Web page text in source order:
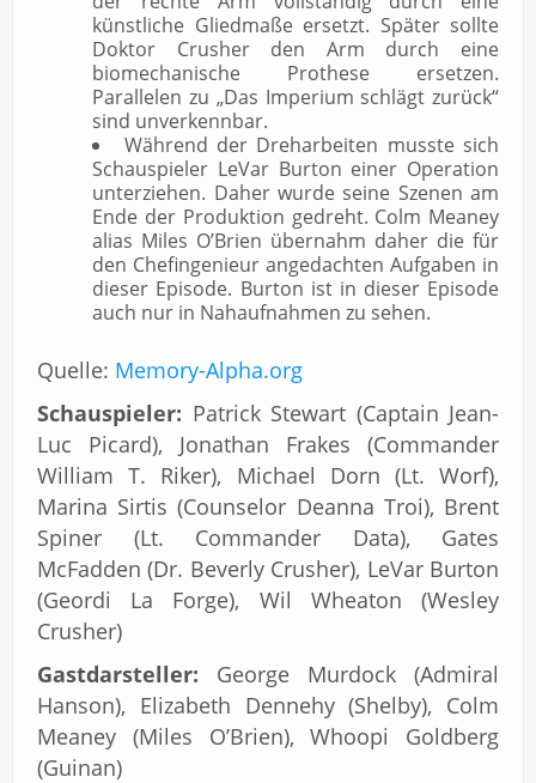
künstliche Gliedmaße ersetzt. Später sollte
Doktor Crusher den Arm durch eine
biomechanische Prothese ersetzen.
Parallelen zu „Das Imperium schlägt zurück“
sind unverkennbar.
Während der Dreharbeiten musste sich
Schauspieler LeVar Burton einer Operation
unterziehen. Daher wurde seine Szenen am
Ende der Produktion gedreht. Colm Meaney
alias Miles O’Brien übernahm daher die für
den Chefingenieur angedachten Aufgaben in
dieser Episode. Burton ist in dieser Episode
auch nur in Nahaufnahmen zu sehen.
Quelle: Memory-Alpha.org
Schauspieler: Patrick Stewart (Captain Jean-
Luc Picard), Jonathan Frakes (Commander
William T. Riker), Michael Dorn (Lt. Worf),
Marina Sirtis (Counselor Deanna Troi), Brent
Spiner (Lt. Commander Data), Gates
McFadden (Dr. Beverly Crusher), LeVar Burton
(Geordi La Forge), Wil Wheaton (Wesley
Crusher)
Gastdarsteller: George Murdock (Admiral
Hanson), Elizabeth Dennehy (Shelby), Colm
Meaney (Miles O’Brien), Whoopi Goldberg
(Guinan)